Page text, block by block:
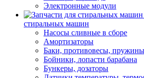
Электронные модули
стиральных машин
Насосы сливные в сборе
Амортизаторы
Баки, противовесы, пружины
Бойники, лопасти барабана
Бункеры, дозаторы